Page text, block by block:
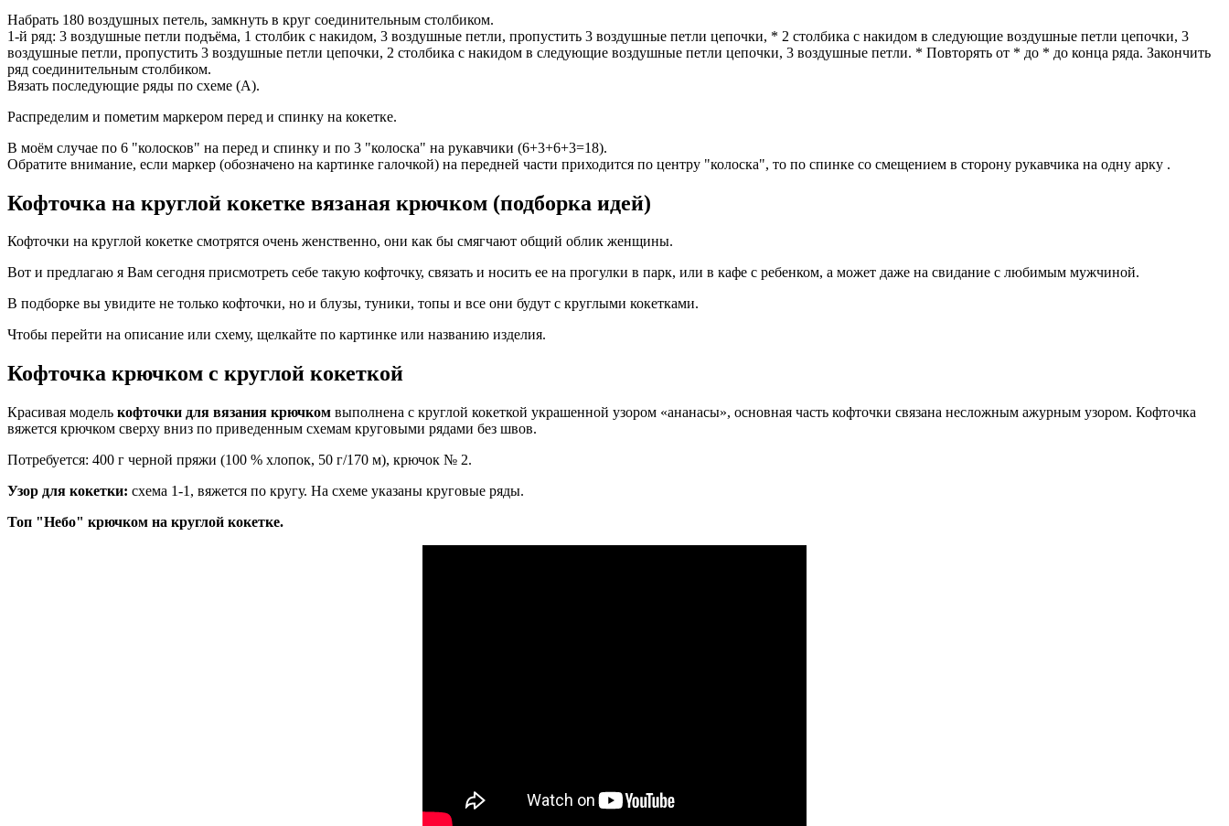
Набрать 180 воздушных петель, замкнуть в круг соединительным столбиком.
1-й ряд: 3 воздушные петли подъёма, 1 столбик с накидом, 3 воздушные петли, пропустить 3 воздушные петли цепочки, * 2 столбика с накидом в следующие воздушные петли цепочки, 3
воздушные петли, пропустить 3 воздушные петли цепочки, 2 столбика с накидом в следующие воздушные петли цепочки, 3 воздушные петли. * Повторять от * до * до конца ряда. Закончить
ряд соединительным столбиком.
Вязать последующие ряды по схеме (А).
Распределим и пометим маркером перед и спинку на кокетке.
В моём случае по 6 "колосков" на перед и спинку и по 3 "колоска" на рукавчики (6+3+6+3=18).
Обратите внимание, если маркер (обозначено на картинке галочкой) на передней части приходится по центру "колоска", то по спинке со смещением в cторону рукавчика на одну арку .
Кофточка на круглой кокетке вязаная крючком (подборка идей)
Кофточки на круглой кокетке смотрятся очень женственно, они как бы смягчают общий облик женщины.
Вот и предлагаю я Вам сегодня присмотреть себе такую кофточку, связать и носить ее на прогулки в парк, или в кафе с ребенком, а может даже на свидание с любимым мужчиной.
В подборке вы увидите не только кофточки, но и блузы, туники, топы и все они будут с круглыми кокетками.
Чтобы перейти на описание или схему, щелкайте по картинке или названию изделия.
Кофточка крючком с круглой кокеткой
Красивая модель кофточки для вязания крючком выполнена с круглой кокеткой украшенной узором «ананасы», основная часть кофточки связана несложным ажурным узором. Кофточка
вяжется крючком сверху вниз по приведенным схемам круговыми рядами без швов.
Потребуется: 400 г черной пряжи (100 % хлопок, 50 г/170 м), крючок № 2.
Узор для кокетки: схема 1-1, вяжется по кругу. На схеме указаны круговые ряды.
Топ "Небо" крючком на круглой кокетке.